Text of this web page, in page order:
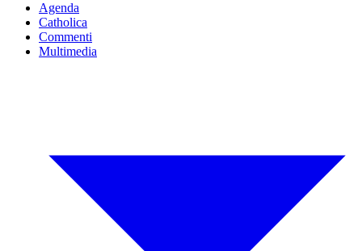
Agenda
Catholica
Commenti
Multimedia